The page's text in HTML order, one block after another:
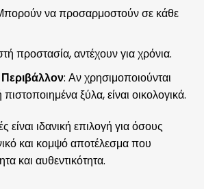
να προσαρμοστούν σε κάθε
προστασία, αντέχουν για χρόνια.
Περιβάλλον: Αν χρησιμοποιούνται
ξύλα, είναι οικολογικά.
είναι ιδανική επιλογή για όσους
και κομψό αποτέλεσμα που
και αυθεντικότητα.